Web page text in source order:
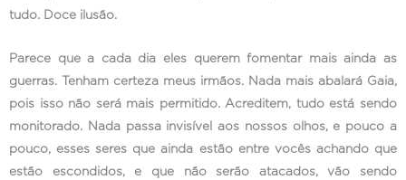
tudo. Doce ilusão.
Parece que a cada dia eles querem fomentar mais ainda as
guerras. Tenham certeza meus irmãos. Nada mais abalará Gaia,
pois isso não será mais permitido. Acreditem, tudo está sendo
monitorado. Nada passa invisível aos nossos olhos, e pouco a
pouco, esses seres que ainda estão entre vocês achando que
estão escondidos, e que não serão atacados, vão sendo